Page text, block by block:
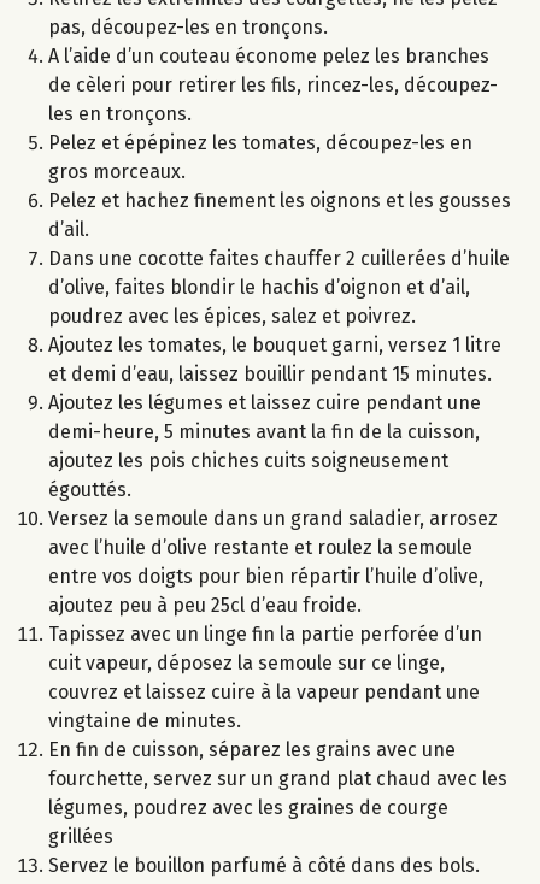
pas, découpez-les en tronçons.
A l’aide d’un couteau économe pelez les branches
de cèleri pour retirer les fils, rincez-les, découpez-
les en tronçons.
Pelez et épépinez les tomates, découpez-les en
gros morceaux.
Pelez et hachez finement les oignons et les gousses
d’ail.
Dans une cocotte faites chauffer 2 cuillerées d’huile
d’olive, faites blondir le hachis d’oignon et d’ail,
poudrez avec les épices, salez et poivrez.
Ajoutez les tomates, le bouquet garni, versez 1 litre
et demi d’eau, laissez bouillir pendant 15 minutes.
Ajoutez les légumes et laissez cuire pendant une
demi-heure, 5 minutes avant la fin de la cuisson,
ajoutez les pois chiches cuits soigneusement
égouttés.
Versez la semoule dans un grand saladier, arrosez
avec l’huile d’olive restante et roulez la semoule
entre vos doigts pour bien répartir l’huile d’olive,
ajoutez peu à peu 25cl d’eau froide.
Tapissez avec un linge fin la partie perforée d’un
cuit vapeur, déposez la semoule sur ce linge,
couvrez et laissez cuire à la vapeur pendant une
vingtaine de minutes.
En fin de cuisson, séparez les grains avec une
fourchette, servez sur un grand plat chaud avec les
légumes, poudrez avec les graines de courge
grillées
Servez le bouillon parfumé à côté dans des bols.